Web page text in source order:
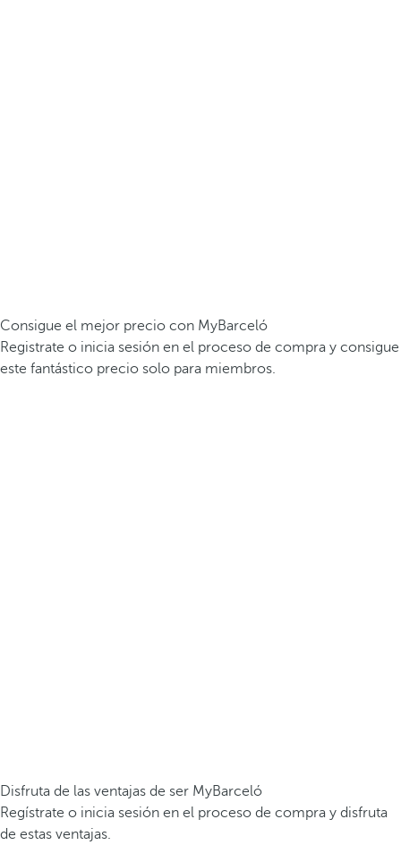
Consigue el mejor precio con MyBarceló
Registrate o inicia sesión en el proceso de compra y consigue
este fantástico precio solo para miembros.
Disfruta de las ventajas de ser MyBarceló
Regístrate o inicia sesión en el proceso de compra y disfruta
de estas ventajas.